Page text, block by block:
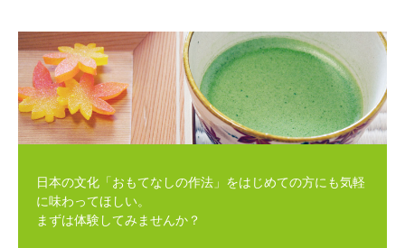
日本の文化「おもてなしの作法」をはじめての方にも気軽
に味わってほしい。
まずは体験してみませんか？